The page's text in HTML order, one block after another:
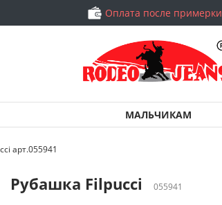
Оплата после примерки
МАЛЬЧИКАМ
арт.055941
Рубашка Filpucci 055941